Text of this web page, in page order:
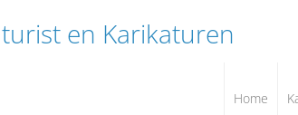
en Karikaturen
Home